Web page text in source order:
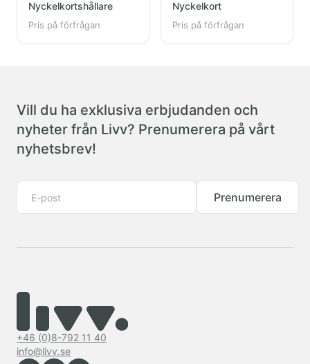
Nyckelkortshållare
Pris på förfrågan
Nyckelkort
Pris på förfrågan
Vill du ha exklusiva erbjudanden och
nyheter från Livv? Prenumerera på vårt
nyhetsbrev!
Prenumerera
+46 (0)8-792 11 40
info@livv.se